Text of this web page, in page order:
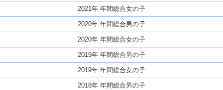
2021年 年間総合女の子
2020年 年間総合男の子
2020年 年間総合女の子
2019年 年間総合男の子
2019年 年間総合女の子
2018年 年間総合男の子